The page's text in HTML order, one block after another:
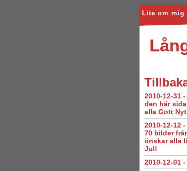
Lite om mig
2010-12-31 -
den här
alla Gott
2010-12-12 -
70 bilder
önskar alla
Jul!
2010-12-01 -